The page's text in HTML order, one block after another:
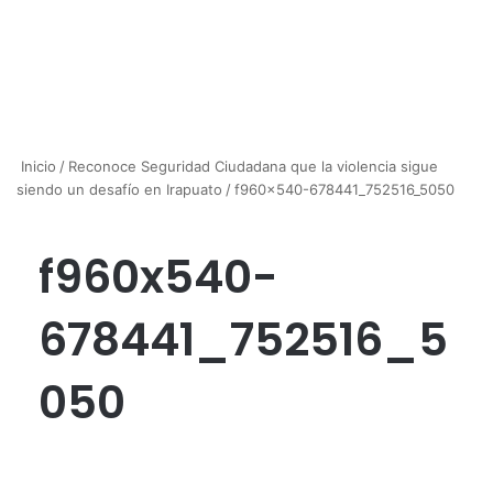
Inicio / Reconoce Seguridad Ciudadana que la violencia sigue
siendo un desafío en Irapuato /f960x540-678441_752516_5050
f960x540-
678441_752516_5
050